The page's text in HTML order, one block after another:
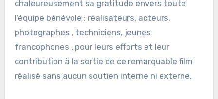
chaleureusement sa gratitude envers toute
l’équipe bénévole : réalisateurs, acteurs,
photographes , techniciens, jeunes
francophones , pour leurs efforts et leur
contribution à la sortie de ce remarquable film
réalisé sans aucun soutien interne ni externe.